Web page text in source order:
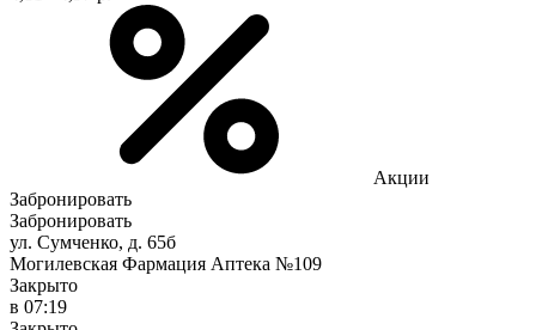
Акции
Забронировать
Забронировать
ул. Сумченко, д. 65б
Могилевская Фармация Аптека №109
Закрыто
в 07:19